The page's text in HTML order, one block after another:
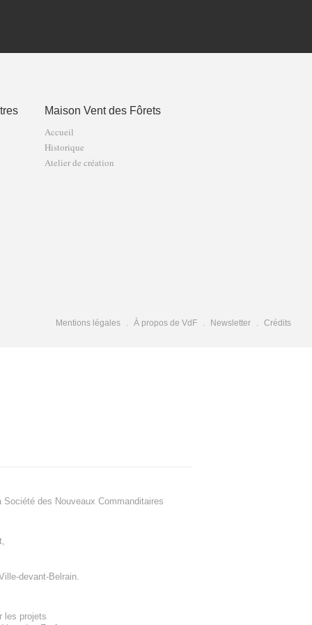
Maison Vent des Fôrets
Accueil
Historique
Atelier de création
Mentions légales À propos de VdF Newsletter Crédits
Société des Nouveaux Commanditaires
,
devant-Belrain.
les projets